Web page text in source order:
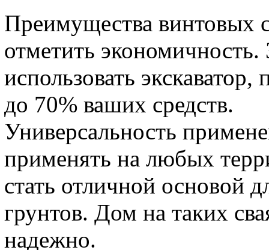
Преимущества винтовых
отметить
использовать
до 70% ваших средств.
Универсальность
применять на любых
стать отличной основой
грунтов. Дом на таких
надежно.